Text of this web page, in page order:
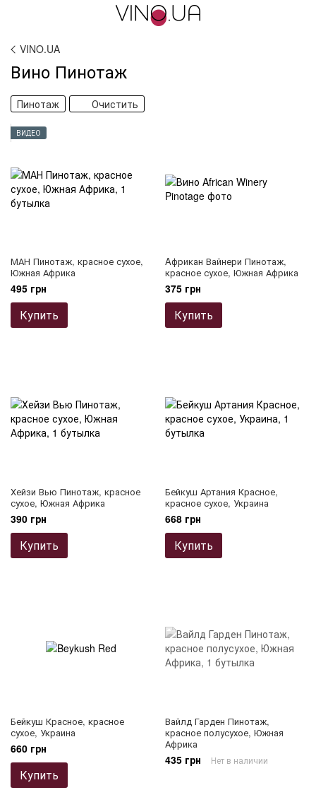
VINO.UA
Вино Пинотаж
Пинотаж Очистить
ВИДЕО
МАН Пинотаж, красное сухое,
Южная Африка
495 грн
Купить
Aфрикан Вайнери Пинотаж,
красное сухое, Южная Африка
375 грн
Купить
Хейзи Вью Пинотаж, красное
сухое, Южная Африка
390 грн
Купить
Бейкуш Артания Красное,
красное сухое, Украина
668 грн
Купить
Бейкуш Красное, красное
сухое, Украина
660 грн
Купить
Вайлд Гарден Пинотаж,
красное полусухое, Южная
Африка
435 грн Нет в наличии